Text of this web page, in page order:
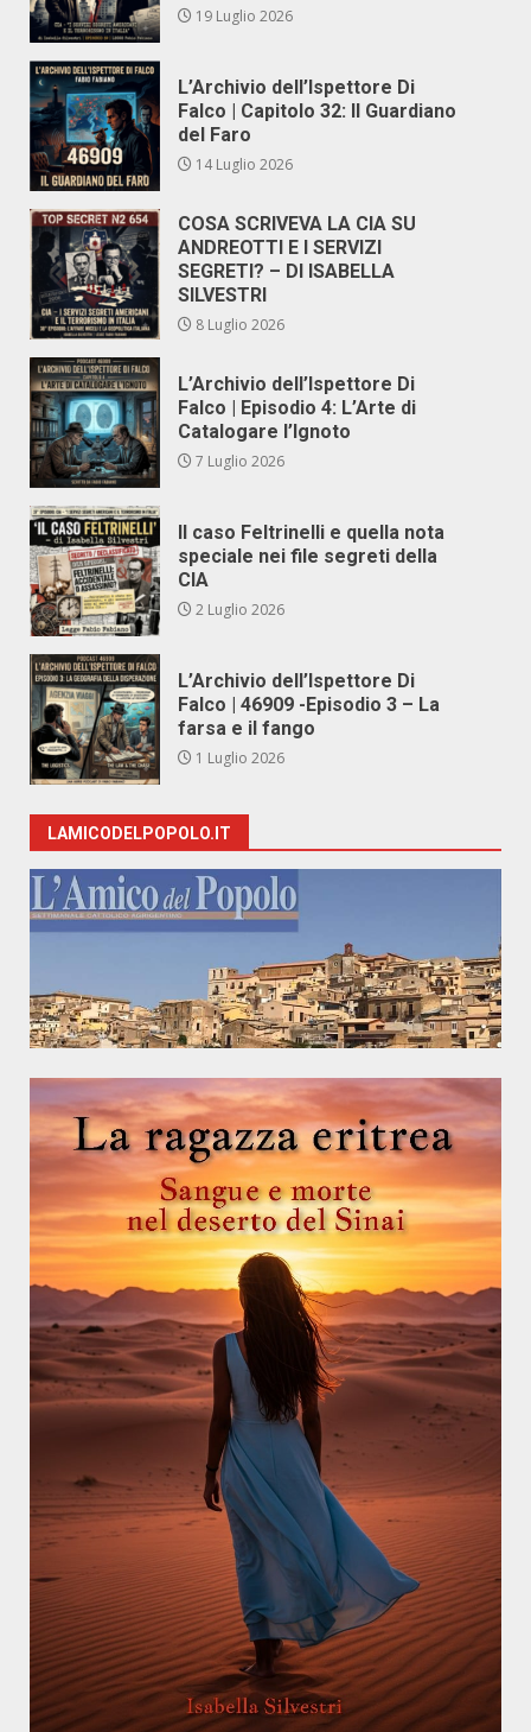
19 Luglio 2026
L’Archivio dell’Ispettore Di
Falco | Capitolo 32: Il Guardiano
del Faro
14 Luglio 2026
COSA SCRIVEVA LA CIA SU
ANDREOTTI E I SERVIZI
SEGRETI? – DI ISABELLA
SILVESTRI
8 Luglio 2026
L’Archivio dell’Ispettore Di
Falco | Episodio 4: L’Arte di
Catalogare l’Ignoto
7 Luglio 2026
Il caso Feltrinelli e quella nota
speciale nei file segreti della
CIA
2 Luglio 2026
L’Archivio dell’Ispettore Di
Falco | 46909 -Episodio 3 – La
farsa e il fango
1 Luglio 2026
LAMICODELPOPOLO.IT